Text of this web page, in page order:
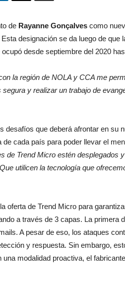
de Rayanne Gonçalves como
Esta designación se da luego de que
desde septiembre del 2020
la región de NOLA y CCA me
y realizar un trabajo de
desafíos que deberá afrontar en su
cada país para poder llevar el
de Trend Micro estén desplegados
utilicen la tecnología que
oferta de Trend Micro para
a través de 3 capas. La primera
A pesar de eso, los ataques
y respuesta. Sin embargo,
modalidad proactiva, el